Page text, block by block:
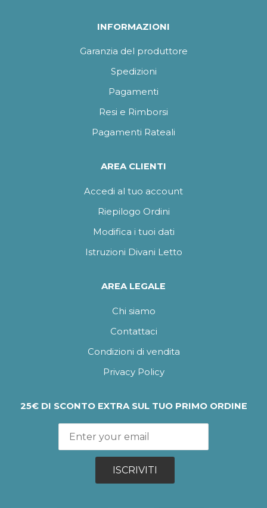
INFORMAZIONI
Garanzia del produttore
Spedizioni
Pagamenti
Resi e Rimborsi
Pagamenti Rateali
AREA CLIENTI
Accedi al tuo account
Riepilogo Ordini
Modifica i tuoi dati
Istruzioni Divani Letto
AREA LEGALE
Chi siamo
Contattaci
Condizioni di vendita
Privacy Policy
25€ DI SCONTO EXTRA SUL TUO PRIMO ORDINE
ISCRIVITI